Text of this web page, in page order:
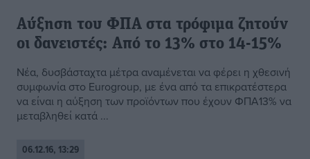
Αύξηση του ΦΠΑ στα τρόφιμα ζητούν
οι δανειστές: Από το 13% στο 14-15%
Νέα, δυσβάσταχτα μέτρα αναμένεται να φέρει η χθεσινή
συμφωνία στο Eurogroup, με ένα από τα επικρατέστερα
να είναι η αύξηση των προϊόντων που έχουν ΦΠΑ13% να
μεταβληθεί κατά ...
06.12.16, 13:29